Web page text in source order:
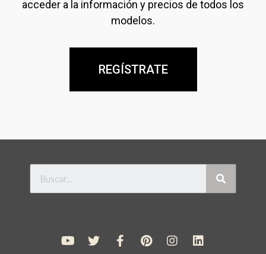
acceder a la información y precios de todos los
modelos.
REGÍSTRATE